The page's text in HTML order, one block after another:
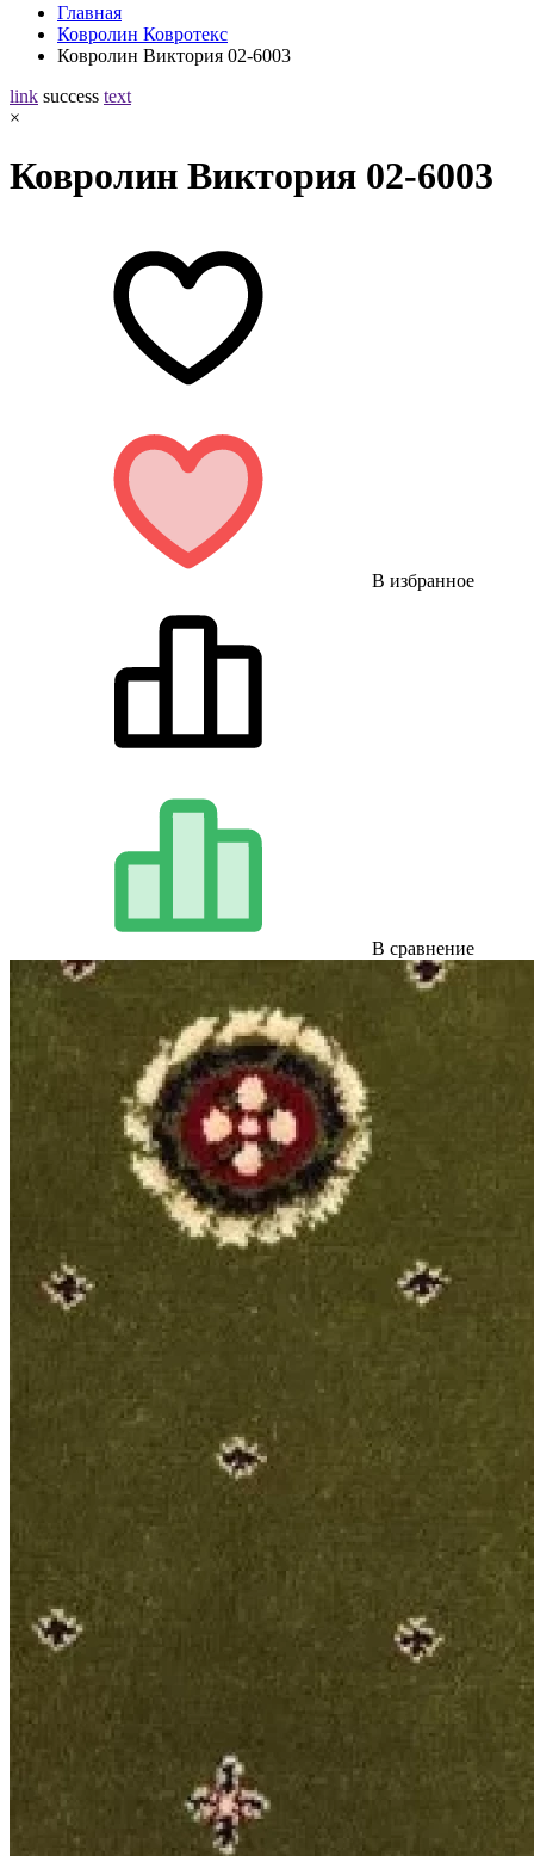
Главная
Ковролин Ковротекс
Ковролин Виктория 02-6003
link success text
×
Ковролин Виктория 02-6003
В избранное
В сравнение